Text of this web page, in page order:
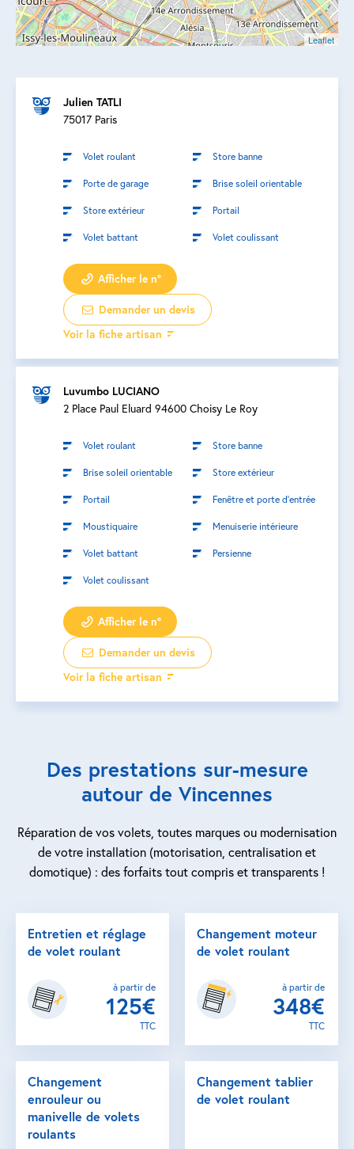
Leaflet
Julien TATLI
75017 Paris
Volet roulant Store banne
Porte de garage Brise soleil orientable
Store extérieur Portail
Volet battant Volet coulissant
Afficher le n°
Demander un devis
Voir la fiche artisan
Luvumbo LUCIANO
2 Place Paul Eluard 94600 Choisy Le Roy
Volet roulant Store banne
Brise soleil orientable Store extérieur
Portail Fenêtre et porte d’entrée
Moustiquaire Menuiserie intérieure
Volet battant Persienne
Volet coulissant
Afficher le n°
Demander un devis
Voir la fiche artisan
Des prestations sur-mesure
autour de Vincennes
Réparation de vos volets, toutes marques ou modernisation
de votre installation (motorisation, centralisation et
domotique) : des forfaits tout compris et transparents !
Entretien et réglage
de volet roulant
à partir de
125€
TTC
Changement moteur
de volet roulant
à partir de
348€
TTC
Changement
enrouleur ou
manivelle de volets
roulants
Changement tablier
de volet roulant